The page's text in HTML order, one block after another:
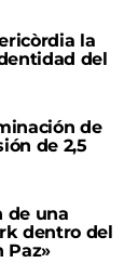
la
del
de
de 2,5
de una
dentro del
Paz»